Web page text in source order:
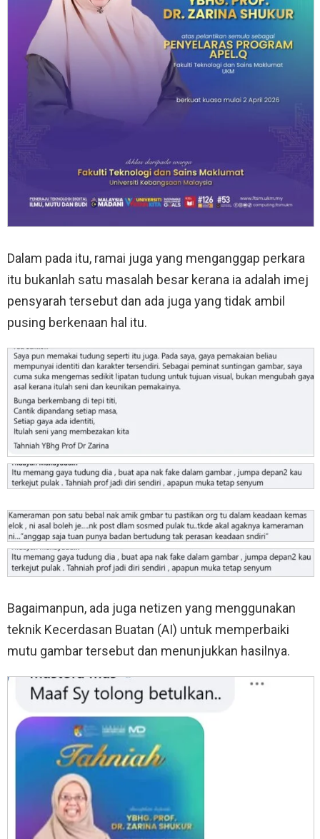
Dalam pada itu, ramai juga yang menganggap perkara
itu bukanlah satu masalah besar kerana ia adalah imej
pensyarah tersebut dan ada juga yang tidak ambil
pusing berkenaan hal itu.
Bagaimanpun, ada juga netizen yang menggunakan
teknik Kecerdasan Buatan (AI) untuk memperbaiki
mutu gambar tersebut dan menunjukkan hasilnya.